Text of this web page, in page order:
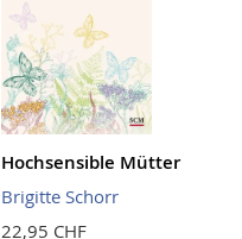
Hochsensible Mütter
Brigitte Schorr
22,95 CHF